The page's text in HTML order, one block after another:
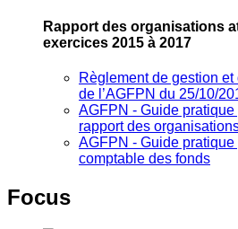
Rapport des organisations
exercices 2015 à 2017
Règlement de gestion et
de l’AGFPN du 25/10/
AGFPN ‐ Guide
rapport des
AGFPN ‐ Guide
comptable des fonds
Focus